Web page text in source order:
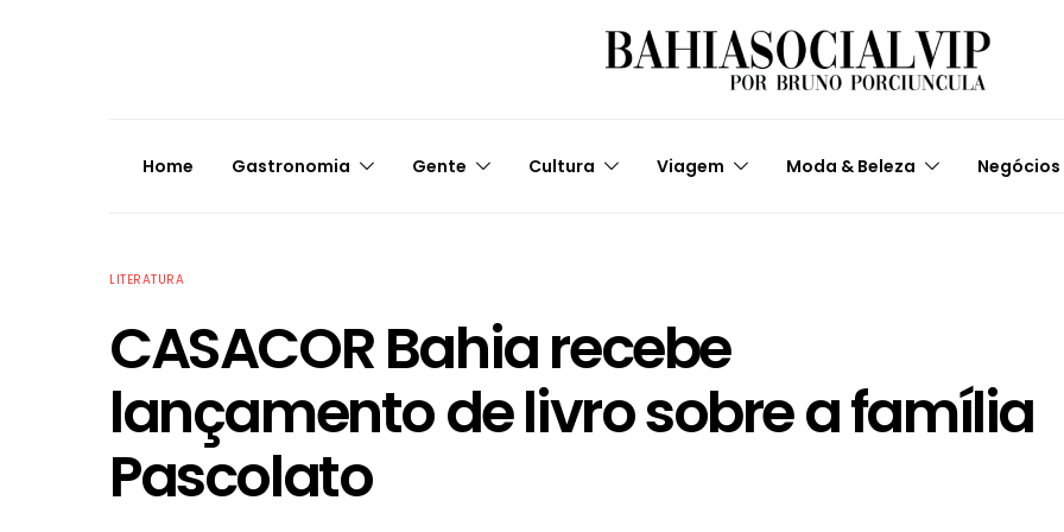
Home Gastronomia Gente Cultura Viagem Moda & Beleza Negócios
LITERATURA
CASACOR Bahia recebe
lançamento de livro sobre a família
Pascolato